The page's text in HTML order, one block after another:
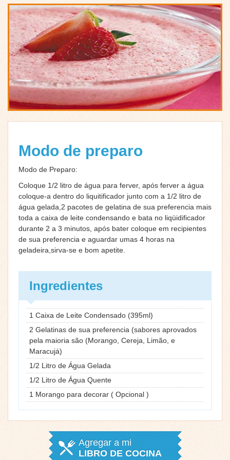
Modo de preparo
Modo de Preparo:
Coloque 1/2 litro de água para ferver, após ferver a água
coloque-a dentro do liquitificador junto com a 1/2 litro de
água gelada,2 pacotes de gelatina de sua preferencia mais
toda a caixa de leite condensando e bata no liqüidificador
durante 2 a 3 minutos, após bater coloque em recipientes
de sua preferencia e aguardar umas 4 horas na
geladeira,sirva-se e bom apetite.
Ingredientes
1 Caixa de Leite Condensado (395ml)
2 Gelatinas de sua preferencia (sabores aprovados
pela maioria são (Morango, Cereja, Limão, e
Maracujá)
1/2 Litro de Água Gelada
1/2 Litro de Água Quente
1 Morango para decorar ( Opcional )
Agregar a mi
LIBRO DE COCINA